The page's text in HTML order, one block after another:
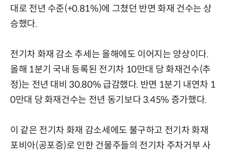
대로 전년 수준(+0.81%)에 그쳤던 반면 화재 건수는 상
승했다.
전기차 화재 감소 추세는 올해에도 이어지는 양상이다.
올해 1분기 국내 등록된 전기차 10만대 당 화재건수(추
정)는 전년 대비 30.80% 급감했다. 반면 1분기 내연차 1
0만대 당 화재건수는 전년 동기보다 3.45% 증가했다.
이 같은 전기차 화재 감소세에도 불구하고 전기차 화재
포비아(공포증)로 인한 건물주들의 전기차 주차거부 사